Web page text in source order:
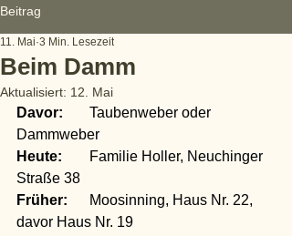
Beitrag
Beim Damm
11. Mai 3 Min. Lesezeit
Aktualisiert: 12. Mai
Davor:
Dammweber
Heute:
Straße 38
Früher:
davor Haus Nr. 19